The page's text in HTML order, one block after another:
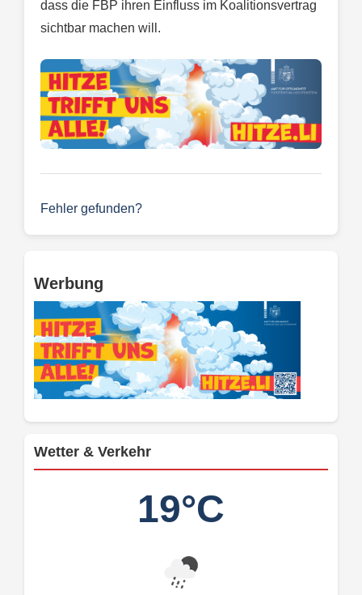
dass die FBP ihren Einfluss im Koalitionsvertrag
sichtbar machen will.
Fehler gefunden?
Werbung
Wetter & Verkehr
19°C